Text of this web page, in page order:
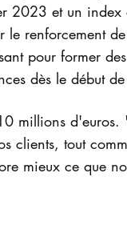
2023 et un index
renforcement de
pour former
dès le début
millions
clients, tout
mieux ce que